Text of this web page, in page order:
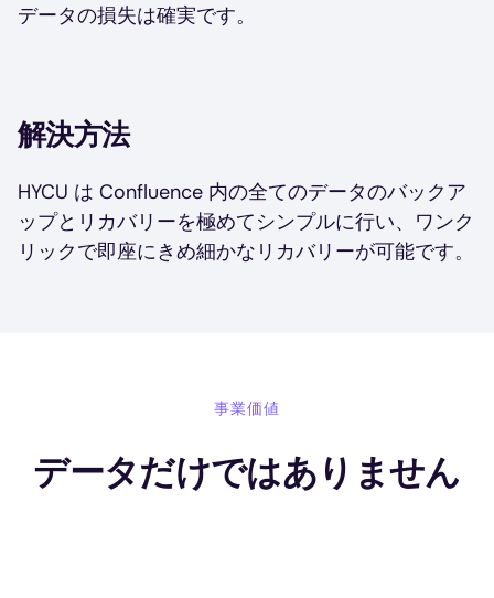
データの損失は確実です。
解決方法
HYCU は Confluence 内の全てのデータのバックア
ップとリカバリーを極めてシンプルに行い、ワンク
リックで即座にきめ細かなリカバリーが可能です。
事業価値
データだけではありません